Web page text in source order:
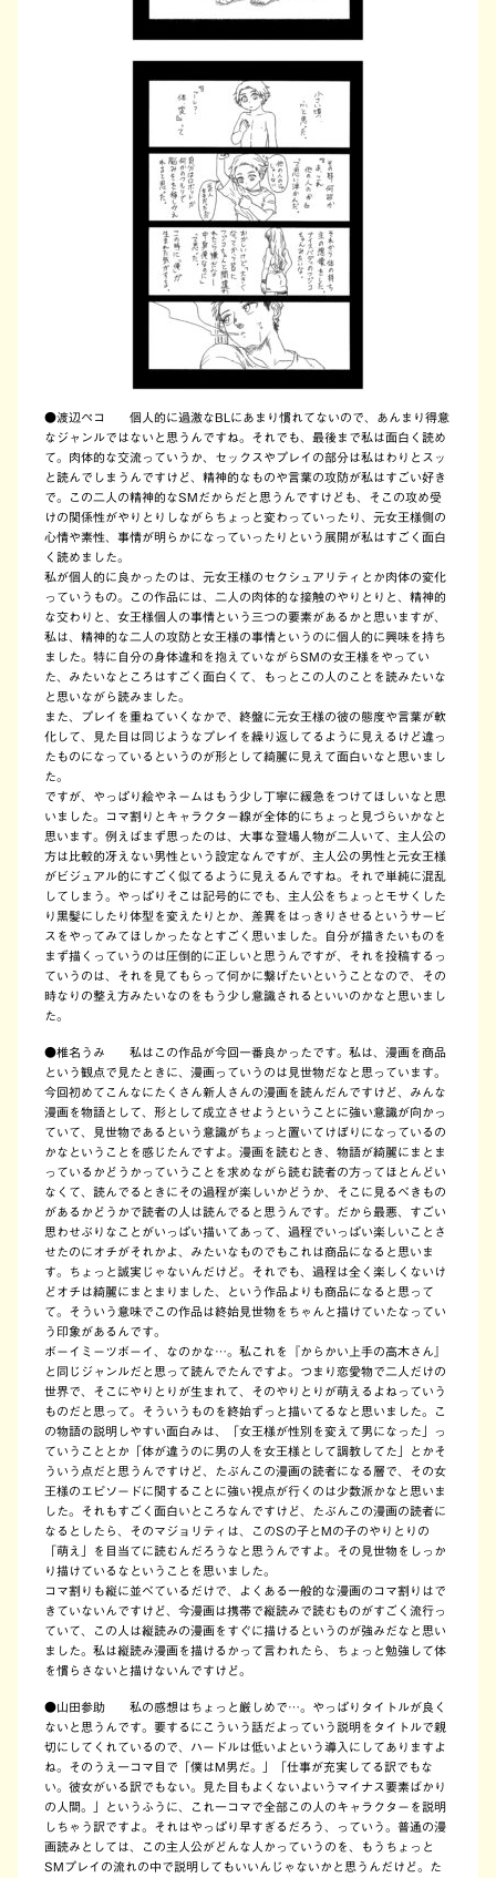
●渡辺ペコ 個人的に過激なBLにあまり慣れてないので、あんまり得意
なジャンルではないと思うんですね。それでも、最後まで私は面白く読め
て。肉体的な交流っていうか、セックスやプレイの部分は私はわりとスッ
と読んでしまうんですけど、精神的なものや言葉の攻防が私はすごい好き
で。この二人の精神的なSMだからだと思うんですけども、そこの攻め受
けの関係性がやりとりしながらちょっと変わっていったり、元女王様側の
心情や素性、事情が明らかになっていったりという展開が私はすごく面白
く読めました。
私が個人的に良かったのは、元女王様のセクシュアリティとか肉体の変化
っていうもの。この作品には、二人の肉体的な接触のやりとりと、精神的
な交わりと、女王様個人の事情という三つの要素があるかと思いますが、
私は、精神的な二人の攻防と女王様の事情というのに個人的に興味を持ち
ました。特に自分の身体違和を抱えていながらSMの女王様をやってい
た、みたいなところはすごく面白くて、もっとこの人のことを読みたいな
と思いながら読みました。
また、プレイを重ねていくなかで、終盤に元女王様の彼の態度や言葉が軟
化して、見た目は同じようなプレイを繰り返してるように見えるけど違っ
たものになっているというのが形として綺麗に見えて面白いなと思いまし
た。
ですが、やっぱり絵やネームはもう少し丁寧に緩急をつけてほしいなと思
いました。コマ割りとキャラクター線が全体的にちょっと見づらいかなと
思います。例えばまず思ったのは、大事な登場人物が二人いて、主人公の
方は比較的冴えない男性という設定なんですが、主人公の男性と元女王様
がビジュアル的にすごく似てるように見えるんですね。それで単純に混乱
してしまう。やっぱりそこは記号的にでも、主人公をちょっとモサくした
り黒髪にしたり体型を変えたりとか、差異をはっきりさせるというサービ
スをやってみてほしかったなとすごく思いました。自分が描きたいものを
まず描くっていうのは圧倒的に正しいと思うんですが、それを投稿するっ
ていうのは、それを見てもらって何かに繋げたいということなので、その
時なりの整え方みたいなのをもう少し意識されるといいのかなと思いまし
た。
●椎名うみ 私はこの作品が今回一番良かったです。私は、漫画を商品
という観点で見たときに、漫画っていうのは見世物だなと思っています。
今回初めてこんなにたくさん新人さんの漫画を読んだんですけど、みんな
漫画を物語として、形として成立させようということに強い意識が向かっ
ていて、見世物であるという意識がちょっと置いてけぼりになっているの
かなということを感じたんですよ。漫画を読むとき、物語が綺麗にまとま
っているかどうかっていうことを求めながら読む読者の方ってほとんどい
なくて、読んでるときにその過程が楽しいかどうか、そこに見るべきもの
があるかどうかで読者の人は読んでると思うんです。だから最悪、すごい
思わせぶりなことがいっぱい描いてあって、過程でいっぱい楽しいことさ
せたのにオチがそれかよ、みたいなものでもこれは商品になると思いま
す。ちょっと誠実じゃないんだけど。それでも、過程は全く楽しくないけ
どオチは綺麗にまとまりました、という作品よりも商品になると思って
て。そういう意味でこの作品は終始見世物をちゃんと描けていたなってい
う印象があるんです。
ボーイミーツボーイ、なのかな…。私これを『からかい上手の高木さん』
と同じジャンルだと思って読んでたんですよ。つまり恋愛物で二人だけの
世界で、そこにやりとりが生まれて、そのやりとりが萌えるよねっていう
ものだと思って。そういうものを終始ずっと描いてるなと思いました。こ
の物語の説明しやすい面白みは、「女王様が性別を変えて男になった」っ
ていうこととか「体が違うのに男の人を女王様として調教してた」とかそ
ういう点だと思うんですけど、たぶんこの漫画の読者になる層で、その女
王様のエピソードに関することに強い視点が行くのは少数派かなと思いま
した。それもすごく面白いところなんですけど、たぶんこの漫画の読者に
なるとしたら、そのマジョリティは、このSの子とMの子のやりとりの
「萌え」を目当てに読むんだろうなと思うんですよ。その見世物をしっか
り描けているなということを思いました。
コマ割りも縦に並べているだけで、よくある一般的な漫画のコマ割りはで
きていないんですけど、今漫画は携帯で縦読みで読むものがすごく流行っ
ていて、この人は縦読みの漫画をすぐに描けるというのが強みだなと思い
ました。私は縦読み漫画を描けるかって言われたら、ちょっと勉強して体
を慣らさないと描けないんですけど。
●山田参助 私の感想はちょっと厳しめで…。やっぱりタイトルが良く
ないと思うんです。要するにこういう話だよっていう説明をタイトルで親
切にしてくれているので、ハードルは低いよという導入にしてありますよ
ね。そのうえ一コマ目で「僕はM男だ。」「仕事が充実してる訳でもな
い。彼女がいる訳でもない。見た目もよくないよいうマイナス要素ばかり
の人間。」というふうに、これ一コマで全部この人のキャラクターを説明
しちゃう訳ですよ。それはやっぱり早すぎるだろう、っていう。普通の漫
画読みとしては、この主人公がどんな人かっていうのを、もうちょっと
SMプレイの流れの中で説明してもいいんじゃないかと思うんだけど。た